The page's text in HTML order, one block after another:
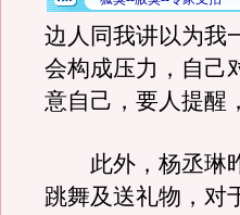
边人同我讲以为我
会构成压力，自己
意自己，要人提醒
此外，杨丞琳昨
跳舞及送礼物，对